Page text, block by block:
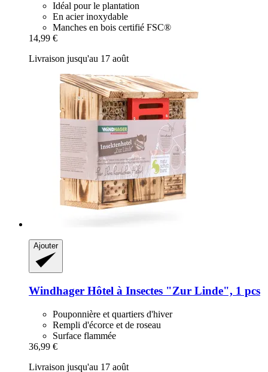
Idéal pour le plantation
En acier inoxydable
Manches en bois certifié FSC®
14,99 €
Livraison jusqu'au 17 août
Ajouter
Windhager Hôtel à Insectes "Zur Linde", 1 pcs
Pouponnière et quartiers d'hiver
Rempli d'écorce et de roseau
Surface flammée
36,99 €
Livraison jusqu'au 17 août